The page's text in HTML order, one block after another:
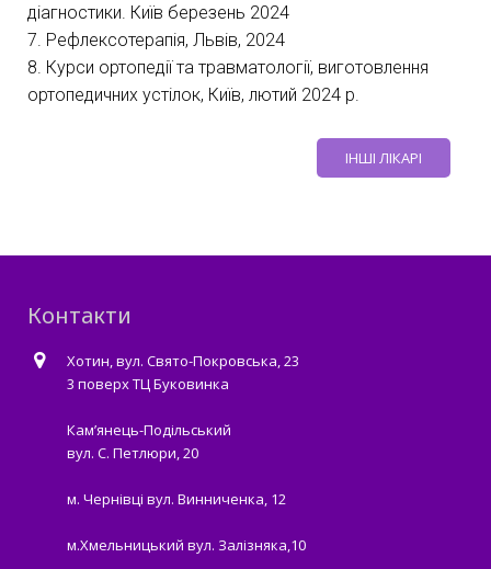
діагностики. Київ березень 2024
7. Рефлексотерапія, Львів, 2024
8. Курси ортопедії та травматології, виготовлення
ортопедичних устілок, Київ, лютий 2024 р.
ІНШІ ЛІКАРІ
Контакти
Хотин, вул. Свято-Покровська, 23
3 поверх ТЦ Буковинка
Кам’янець-Подільський
вул. С. Петлюри, 20
м. Чернівці вул. Винниченка, 12
м.Хмельницький вул. Залізняка,10